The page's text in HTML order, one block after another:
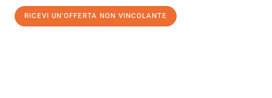
RICEVI UN'OFFERTA NON VINCOLANTE